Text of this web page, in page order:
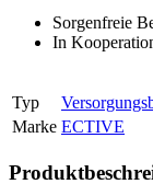
Sorgenfreie
In
Typ
Marke ECTIVE